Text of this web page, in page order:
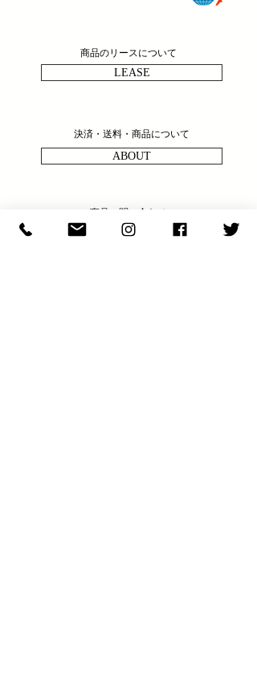
商品のリースについて
LEASE
決済・送料・商品について
ABOUT
商品の問い合わせ
ENQULRY